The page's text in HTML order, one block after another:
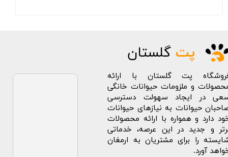
پت گلستان
پت گلستان با ارائه
و ملزومات حیوانات خانگی
در ایجاد سهولت دسترسی
حیوانات به نیازهای حیوانات
دارد و همواره با ارائه محصولات
و جدید در این عرصه، خدماتی
را برای مشتریان به ارمغان
آورد.